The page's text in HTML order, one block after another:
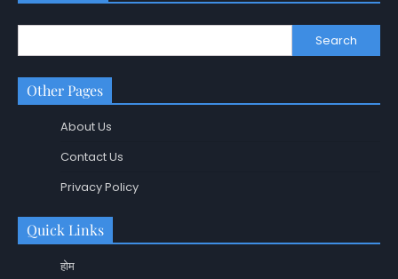
Search
Other Pages
About Us
Contact Us
Privacy Policy
Quick Links
होम